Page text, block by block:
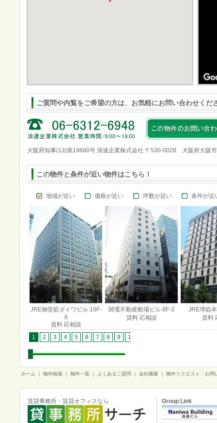
ご質問や内覧をご希望の方は、お気軽にお問い合わせくだ
大阪府知事(13)第19680号 浪速企業株式会社 〒530-0028 大阪府大阪
この物件と条件が近い物件はこちら！
地域が近い 価格が近い 坪数が近い 条件が近
JRE御堂筋ダイワビル 10F-
6
賃料 応相談
関電不動産船場ビル 8F-3
賃料 応相談
JRE堺筋
賃料
1 2 3 4 5 6 7 8 9 10
ホーム 物件検索 物件一覧 よくあるご質問 会社概要 物件リクエスト・お問
賃貸事務所・賃貸オフィスなら Group Link